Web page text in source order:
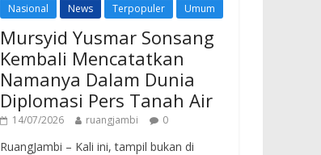
Nasional News Terpopuler Umum
Mursyid Yusmar Sonsang
Kembali Mencatatkan
Namanya Dalam Dunia
Diplomasi Pers Tanah Air
14/07/2026 ruangjambi 0
RuangJambi – Kali ini, tampil bukan di